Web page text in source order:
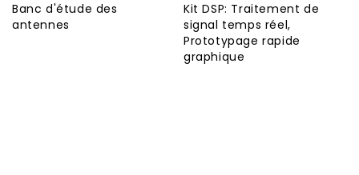
Banc d'étude des
antennes
Kit DSP: Traitement de
signal temps réel,
Prototypage rapide
graphique